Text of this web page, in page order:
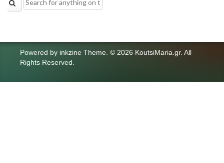
for:
Powered by inkzine Theme © 2026 KoutsiMaria.gr. All
Rights Reserved.